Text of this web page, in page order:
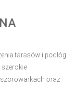
tarasów i podłóg
szerokie
oraz